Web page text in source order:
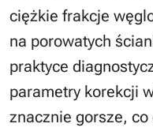
ciężkie frakcje
na porowatych
praktyce
parametry korekcji
znacznie gorsze,